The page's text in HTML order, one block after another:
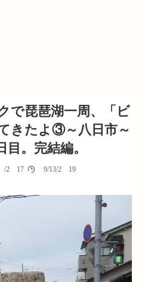
で琵琶湖一周、「ビ
きたよ③～八日市～
。完結編。
2017 09/13/2019